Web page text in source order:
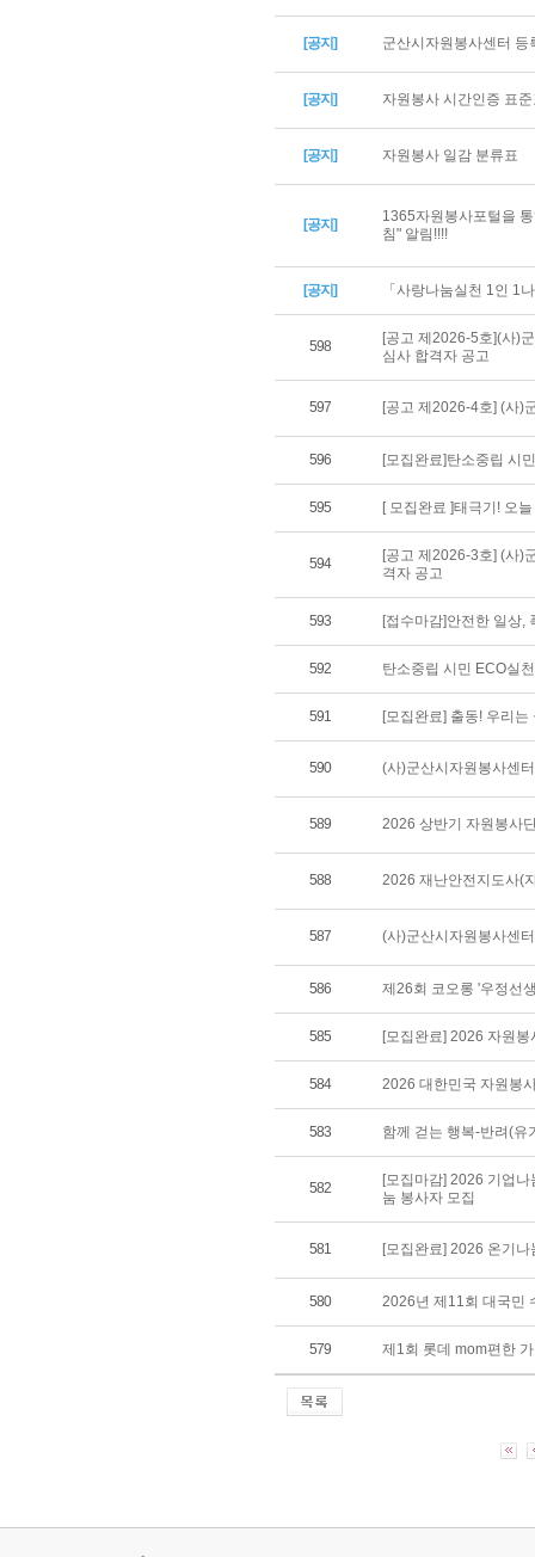
[공지] 군산시자원봉사센터 등
[공지] 자원봉사 시간인증 표
[공지] 자원봉사 일감 분류표
[공지]
1365자원봉사포털을
침" 알림!!!!
[공지] 「사랑나눔실천 1인 1
598
[공고 제2026-5호](사)
심사 합격자 공고
597 [공고 제2026-4호] (사)
596 [모집완료]탄소중립 시
595 [ 모집완료 ]태극기! 오
594
[공고 제2026-3호] (사)
격자 공고
593 [접수마감]안전한 일상,
592 탄소중립 시민 ECO실
591 [모집완료] 출동! 우리
590 (사)군산시자원봉사센
589 2026 상반기 자원봉사
588 2026 재난안전지도사(
587 (사)군산시자원봉사센
586 제26회 코오롱 '우정선
585 [모집완료] 2026 자원
584 2026 대한민국 자원봉
583 함께 걷는 행복-반려(유
582
[모집마감] 2026 기업
눔 봉사자 모집
581 [모집완료] 2026 온기
580 2026년 제11회 대국민
579 제1회 롯데 mom편한